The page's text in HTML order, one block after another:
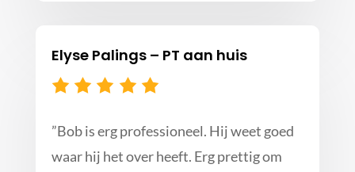
Elyse Palings – PT aan huis
”Bob is erg professioneel. Hij weet goed
waar hij het over heeft. Erg prettig om